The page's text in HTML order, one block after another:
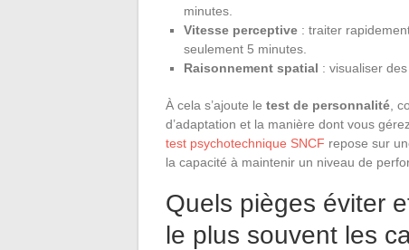
minutes.
Vitesse perceptive : traiter
seulement 5 minutes.
Raisonnement spatial : visualiser
À cela s’ajoute le test de personnalité ,
d’adaptation et la manière dont vous
test psychotechnique SNCF repose sur
la capacité à maintenir un niveau de
Quels pièges éviter
le plus souvent les